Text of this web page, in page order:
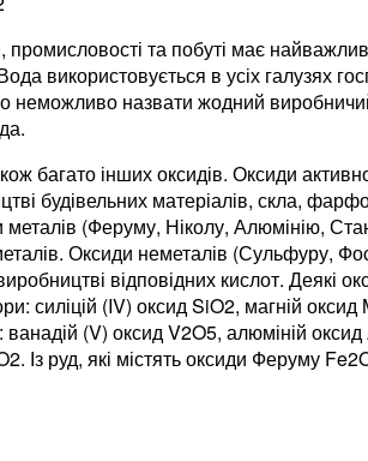
промисловості та побуті має
використовується в усіх галузях
неможливо назвати жодний
багато інших оксидів. Оксиди
будівельних матеріалів, скла,
металів (Феруму, Ніколу, Алюмінію,
Оксиди неметалів (Сульфуру,
відповідних кислот. Деякі
силіцій (IV) оксид SiO2, магній оксид
ванадій (V) оксид V2O5, алюміній
Із руд, які містять оксиди Феруму